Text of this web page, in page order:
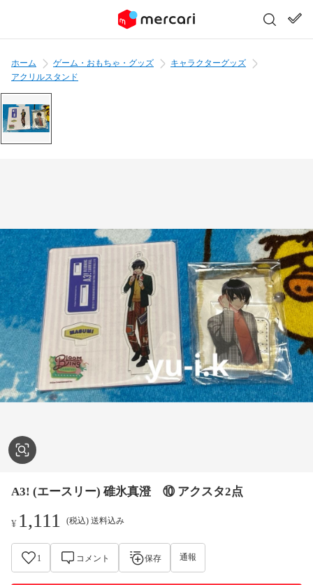
ホーム ゲーム・おもちゃ・グッズ
キャラクターグッズ
アクリルスタンド
A3! (エースリー) 碓氷真澄 ⑩ アクスタ2点
¥ 1,111 (税込) 送料込み
1 コメント 保存 通報